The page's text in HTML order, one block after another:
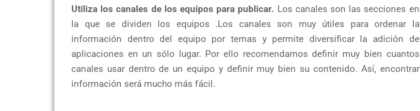
Utiliza los canales de los equipos para publicar. Los canales son las secciones en
la que se dividen los equipos .Los canales son muy útiles para ordenar la
información dentro del equipo por temas y permite diversificar la adición de
aplicaciones en un sólo lugar. Por ello recomendamos definir muy bien cuantos
canales usar dentro de un equipo y definir muy bien su contenido. Así, encontrar
información será mucho más fácil.